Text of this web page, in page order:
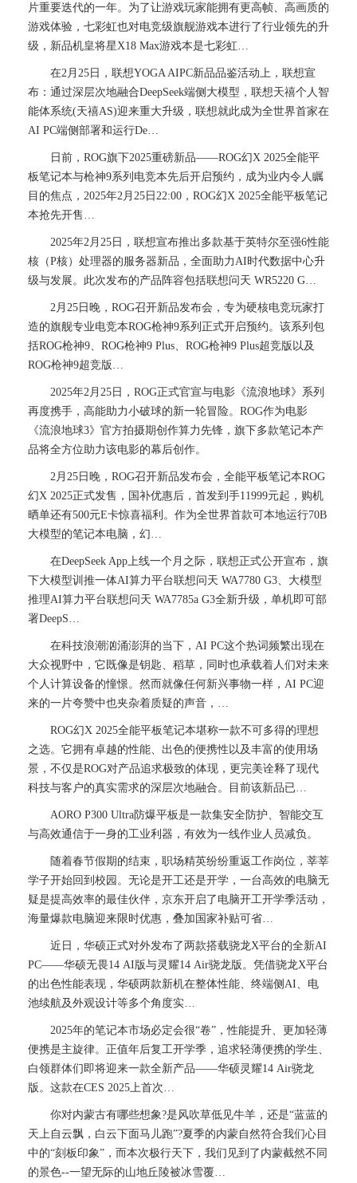
片重要迭代的一年。为了让游戏玩家能拥有更高帧、高画质的
游戏体验，七彩虹也对电竞级旗舰游戏本进行了行业领先的升
级，新品机皇将星X18 Max游戏本是七彩虹…
在2月25日，联想YOGA AIPC新品品鉴活动上，联想宣
布：通过深层次地融合DeepSeek端侧大模型，联想天禧个人智
能体系统(天禧AS)迎来重大升级，联想就此成为全世界首家在
AI PC端侧部署和运行De…
日前，ROG旗下2025重磅新品——ROG幻X 2025全能平
板笔记本与枪神9系列电竞本先后开启预约，成为业内令人瞩
目的焦点，2025年2月25日22:00，ROG幻X 2025全能平板笔记
本抢先开售…
2025年2月25日，联想宣布推出多款基于英特尔至强6性能
核（P核）处理器的服务器新品，全面助力AI时代数据中心升
级与发展。此次发布的产品阵容包括联想问天 WR5220 G…
2月25日晚，ROG召开新品发布会，专为硬核电竞玩家打
造的旗舰专业电竞本ROG枪神9系列正式开启预约。该系列包
括ROG枪神9、ROG枪神9 Plus、ROG枪神9 Plus超竞版以及
ROG枪神9超竞版…
2025年2月25日，ROG正式官宣与电影《流浪地球》系列
再度携手，高能助力小破球的新一轮冒险。ROG作为电影
《流浪地球3》官方拍摄期创作算力先锋，旗下多款笔记本产
品将全方位助力该电影的幕后创作。
2月25日晚，ROG召开新品发布会，全能平板笔记本ROG
幻X 2025正式发售，国补优惠后，首发到手11999元起，购机
晒单还有500元E卡惊喜福利。作为全世界首款可本地运行70B
大模型的笔记本电脑，幻…
在DeepSeek App上线一个月之际，联想正式公开宣布，旗
下大模型训推一体AI算力平台联想问天 WA7780 G3、大模型
推理AI算力平台联想问天 WA7785a G3全新升级，单机即可部
署DeepS…
在科技浪潮汹涌澎湃的当下，AI PC这个热词频繁出现在
大众视野中，它既像是钥匙、稻草，同时也承载着人们对未来
个人计算设备的憧憬。然而就像任何新兴事物一样，AI PC迎
来的一片夸赞中也夹杂着质疑的声音，…
ROG幻X 2025全能平板笔记本堪称一款不可多得的理想
之选。它拥有卓越的性能、出色的便携性以及丰富的使用场
景，不仅是ROG对产品追求极致的体现，更完美诠释了现代
科技与客户的真实需求的深层次地融合。目前该新品已…
AORO P300 Ultra防爆平板是一款集安全防护、智能交互
与高效通信于一身的工业利器，有效为一线作业人员减负。
随着春节假期的结束，职场精英纷纷重返工作岗位，莘莘
学子开始回到校园。无论是开工还是开学，一台高效的电脑无
疑是提高效率的最佳伙伴，京东开启了电脑开工开学季活动，
海量爆款电脑迎来限时优惠，叠加国家补贴可省…
近日，华硕正式对外发布了两款搭载骁龙X平台的全新AI
PC——华硕无畏14 AI版与灵耀14 Air骁龙版。凭借骁龙X平台
的出色性能表现，华硕两款新机在整体性能、终端侧AI、电
池续航及外观设计等多个角度实…
2025年的笔记本市场必定会很“卷”，性能提升、更加轻薄
便携是主旋律。正值年后复工开学季，追求轻薄便携的学生、
白领群体们即将迎来一款全新产品——华硕灵耀14 Air骁龙
版。这款在CES 2025上首次…
你对内蒙古有哪些想象?是风吹草低见牛羊，还是“蓝蓝的
天上自云飘，白云下面马儿跑”?夏季的内蒙自然符合我们心目
中的“刻板印象”，而本次极行天下，我们见到了内蒙截然不同
的景色--一望无际的山地丘陵被冰雪覆…